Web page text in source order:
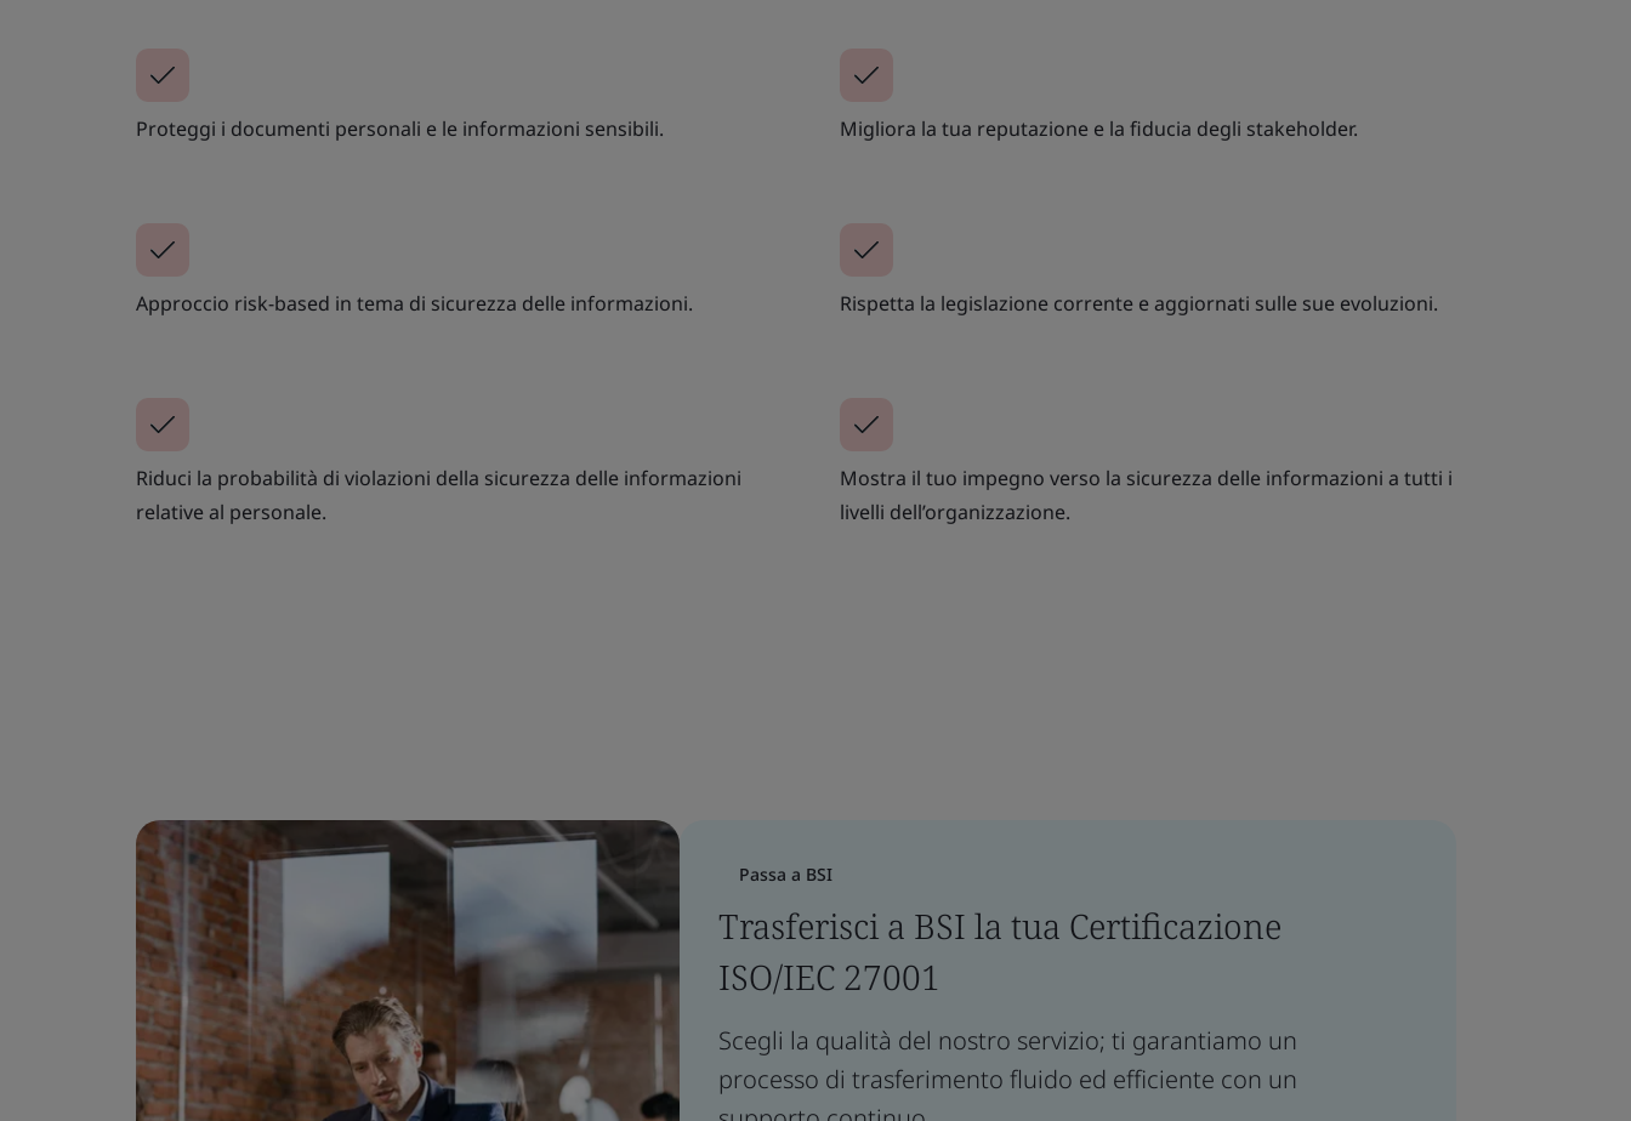
Proteggi i documenti personali e le informazioni sensibili. Migliora la tua reputazione e la fiducia degli stakeholder.
Approccio risk-based in tema di sicurezza delle informazioni. Rispetta la legislazione corrente e aggiornati sulle sue evoluzioni.
Riduci la probabilità di violazioni della sicurezza delle informazioni
relative al personale.
Mostra il tuo impegno verso la sicurezza delle informazioni a tutti i
livelli dell’organizzazione.
Passa a BSI
Trasferisci a BSI la tua Certificazione
ISO/IEC 27001
Scegli la qualità del nostro servizio; ti garantiamo un
processo di trasferimento fluido ed efficiente con un